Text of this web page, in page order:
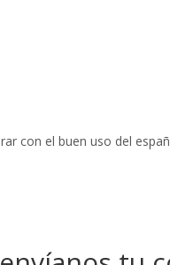
con el buen uso del